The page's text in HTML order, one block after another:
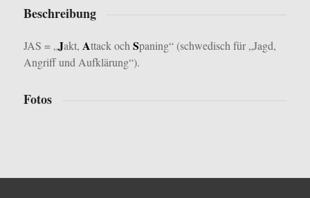
Beschreibung
JAS = „Jakt, Attack ochSpaning“ (schwedisch für „Jagd,
Angriff und Aufklärung“).
Fotos